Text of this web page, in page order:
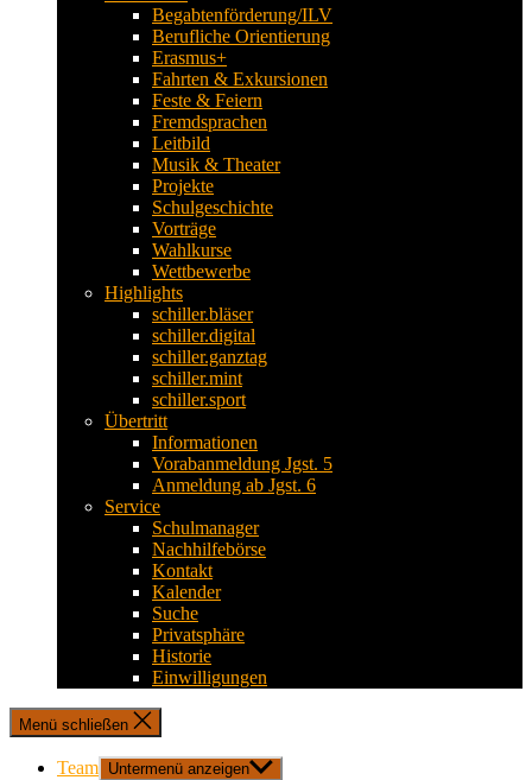
Begabtenförderung/ILV
Berufliche Orientierung
Erasmus+
Fahrten & Exkursionen
Feste & Feiern
Fremdsprachen
Leitbild
Musik & Theater
Projekte
Schulgeschichte
Vorträge
Wahlkurse
Wettbewerbe
Highlights
schiller.bläser
schiller.digital
schiller.ganztag
schiller.mint
schiller.sport
Übertritt
Informationen
Vorabanmeldung Jgst. 5
Anmeldung ab Jgst. 6
Service
Schulmanager
Nachhilfebörse
Kontakt
Kalender
Suche
Privatsphäre
Historie
Einwilligungen
Menü schließen
Team Untermenü anzeigen